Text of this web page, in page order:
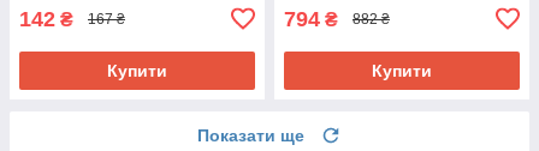
142 ₴ 167 ₴
Купити
794 ₴ 882 ₴
Купити
Показати ще